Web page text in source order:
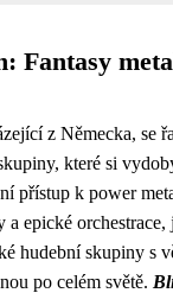
Fantasy
z Německa, se
které si
přístup k power
epické orchestrace,
hudební skupiny s
po celém světě.